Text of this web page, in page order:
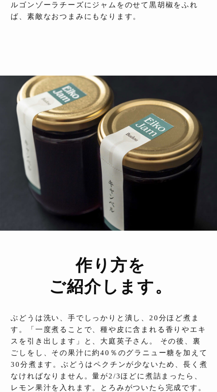
ルゴンゾーラチーズにジャムをのせて黒胡椒をふれ
ば、素敵なおつまみにもなります。
作り方を
ご紹介します。
ぶどうは洗い、手でしっかりと潰し、20分ほど煮ま
す。「一度煮ることで、種や皮に含まれる香りやエキ
スを引き出します」と、大庭英子さん。 その後、裏
ごしをし、その果汁に約40％のグラニュー糖を加えて
30分煮ます。ぶどうはペクチンが少ないため、長く煮
なければなりません。量が2/3ほどに煮詰まったら、
レモン果汁を入れます。とろみがついたら完成です。